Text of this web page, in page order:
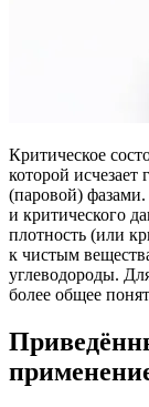
Критическое
которой
(паровой)
и критического
плотность (или
к чистым
углеводороды.
более общее